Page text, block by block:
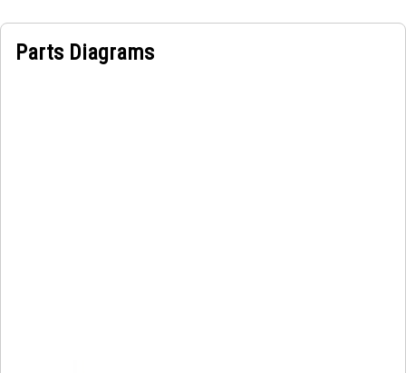
Parts Diagrams